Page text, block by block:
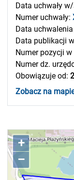
Data uchwały
Numer uchwały:
Data
Data publikacji
Numer pozycji
Numer dz.
Obowiązuje od:
Zobacz na
+
–